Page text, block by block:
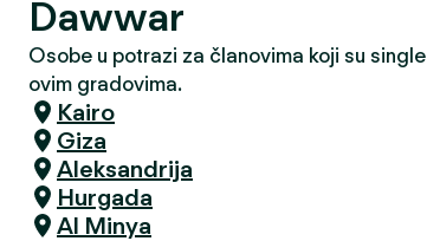
Dawwar
Osobe u potrazi za članovima koji su
ovim gradovima.
Kairo
Giza
Aleksandrija
Hurgada
Al Minya